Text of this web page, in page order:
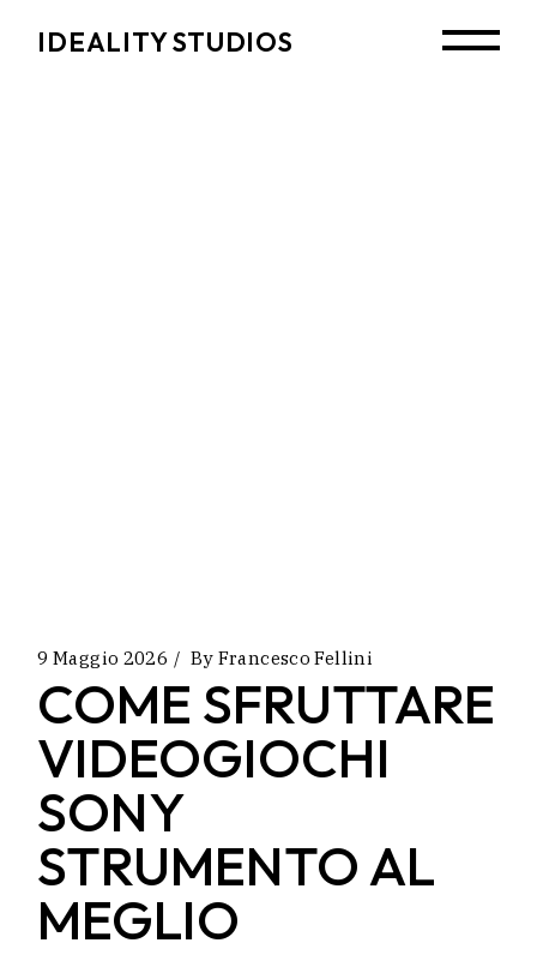
IDEALITY STUDIOS
9 Maggio 2026 By Francesco Fellini
COME SFRUTTARE
VIDEOGIOCHI
SONY
STRUMENTO AL
MEGLIO